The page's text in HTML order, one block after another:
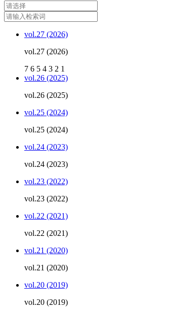
vol.27 (2026)
vol.27 (2026)
7 6 5 4 3 2 1
vol.26 (2025)
vol.26 (2025)
vol.25 (2024)
vol.25 (2024)
vol.24 (2023)
vol.24 (2023)
vol.23 (2022)
vol.23 (2022)
vol.22 (2021)
vol.22 (2021)
vol.21 (2020)
vol.21 (2020)
vol.20 (2019)
vol.20 (2019)